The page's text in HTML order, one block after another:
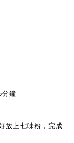
分鐘
放上七味粉， 完成